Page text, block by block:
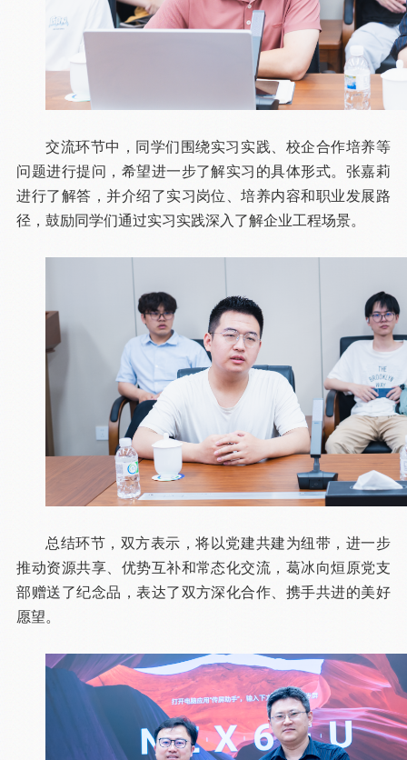
交流环节中，同学们围绕实习实践、校企合作培养等
问题进行提问，希望进一步了解实习的具体形式。张嘉莉
进行了解答，并介绍了实习岗位、培养内容和职业发展路
径，鼓励同学们通过实习实践深入了解企业工程场景。
总结环节，双方表示，将以党建共建为纽带，进一步
推动资源共享、优势互补和常态化交流，葛冰向烜原党支
部赠送了纪念品，表达了双方深化合作、携手共进的美好
愿望。